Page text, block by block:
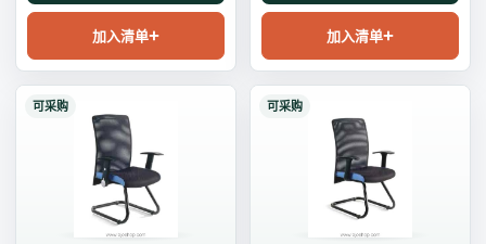
加入清单 加入清单
可采购 可采购